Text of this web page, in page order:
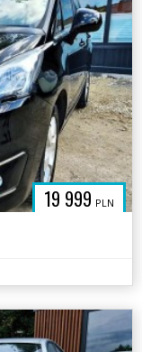
19 999 PLN